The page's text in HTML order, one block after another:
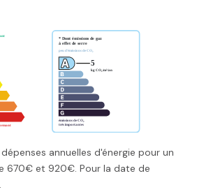
annuelles d'énergie pour un
670€ et 920€. Pour la date de